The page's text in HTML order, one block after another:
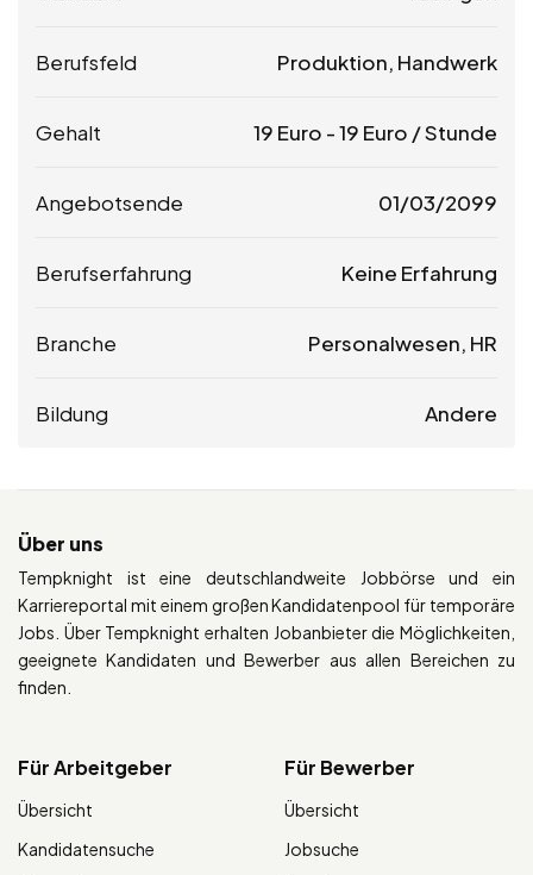
Berufsfeld Produktion, Handwerk
Gehalt 19 Euro -19 Euro / Stunde
Angebotsende 01/03/2099
Berufserfahrung Keine Erfahrung
Branche Personalwesen, HR
Bildung Andere
Über uns
Tempknight ist eine deutschlandweite Jobbörse und ein
Karriereportal mit einem großen Kandidatenpool für temporäre
Jobs. Über Tempknight erhalten Jobanbieter die Möglichkeiten,
geeignete Kandidaten und Bewerber aus allen Bereichen zu
finden.
Für Arbeitgeber
Übersicht
Kandidatensuche
Für Bewerber
Übersicht
Jobsuche